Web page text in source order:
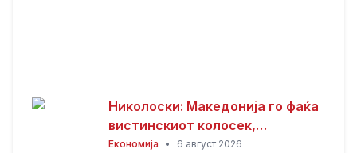
Николоски: Македонија го фаќа
вистинскиот колосек,
обезбедени 149 милиони евра
Економија • 6 август 2026